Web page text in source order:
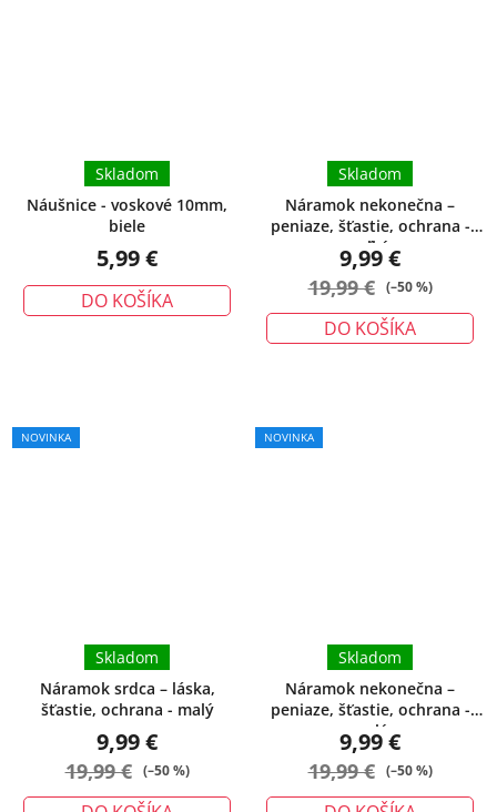
Náušnice - voskové 10mm,
biele
Skladom
5,99 €
DO KOŠÍKA
Náramok nekonečna –
peniaze, šťastie, ochrana -
veľký
Skladom
9,99 €
19,99 € (–50 %)
DO KOŠÍKA
NOVINKA
Náramok srdca – láska,
šťastie, ochrana - malý
Skladom
9,99 €
19,99 € (–50 %)
NOVINKA
Náramok nekonečna –
peniaze, šťastie, ochrana -
malý
Skladom
9,99 €
19,99 € (–50 %)